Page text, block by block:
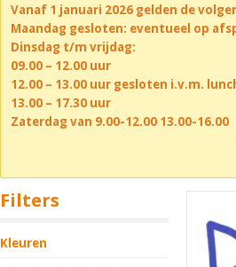
Vanaf 1 januari 2026 gelden de
Maandag gesloten: eventueel op
Dinsdag t/m vrijdag:
09.00 – 12.00 uur
12.00 – 13.00 uur gesloten i.v.m.
13.00 – 17.30 uur
Zaterdag van 9.00-12.00 13.00-16.00
Filters
Kleuren